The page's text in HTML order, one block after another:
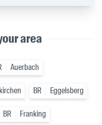
area
Auerbach
BR Eggelsberg
BR Franking